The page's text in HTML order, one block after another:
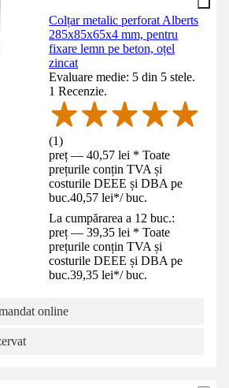
Colțar metalic perforat Alberts
285x85x65x4 mm, pentru
fixare lemn pe beton, oțel
zincat
Evaluare medie: 5 din 5 stele.
1 Recenzie.
(1)
preț — 40,57 lei * Toate
prețurile conțin TVA și
costurile DEEE și DBA pe
buc.40,57 lei*/ buc.
La cumpărarea a 12 buc.:
preț — 39,35 lei * Toate
prețurile conțin TVA și
costurile DEEE și DBA pe
buc.39,35 lei*/ buc.
online